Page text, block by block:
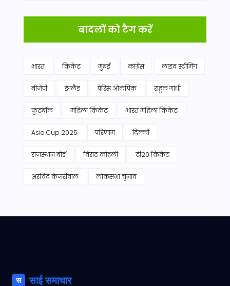
बादलों को टैग करें
भारत क्रिकेट मुंबई कांग्रेस लाइव स्ट्रीमिंग
बीजेपी इंग्लैंड पेरिस ओलंपिक राहुल गांधी
फुटबॉल महिला क्रिकेट भारत महिला क्रिकेट
Asia Cup 2025 परिणाम दिल्ली
राजस्थान बोर्ड विराट कोहली टी20 क्रिकेट
अरविंद केजरीवाल लोकसभा चुनाव